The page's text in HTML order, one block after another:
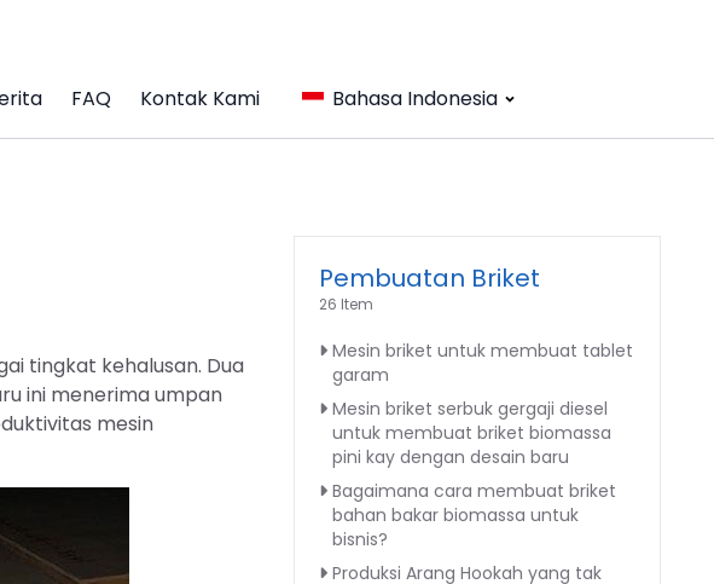
FAQ Kontak Kami Bahasa Indonesia
tingkat kehalusan. Dua
ini menerima umpan
mesin
Pembuatan Briket
26 Item
Mesin briket untuk membuat tablet
garam
Mesin briket serbuk gergaji diesel
untuk membuat briket biomassa
pini kay dengan desain baru
Bagaimana cara membuat briket
bahan bakar biomassa untuk
bisnis?
Produksi Arang Hookah yang tak